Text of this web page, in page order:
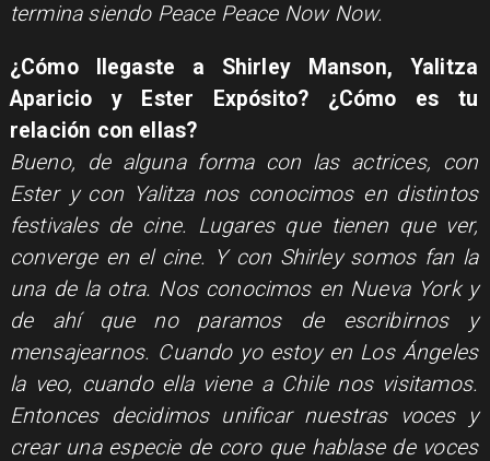
termina siendo Peace Peace Now Now.
¿Cómo llegaste a Shirley Manson, Yalitza
Aparicio y Ester Expósito? ¿Cómo es tu
relación con ellas?
Bueno, de alguna forma con las actrices, con
Ester y con Yalitza nos conocimos en distintos
festivales de cine. Lugares que tienen que ver,
converge en el cine. Y con Shirley somos fan la
una de la otra. Nos conocimos en Nueva York y
de ahí que no paramos de escribirnos y
mensajearnos. Cuando yo estoy en Los Ángeles
la veo, cuando ella viene a Chile nos visitamos.
Entonces decidimos unificar nuestras voces y
crear una especie de coro que hablase de voces